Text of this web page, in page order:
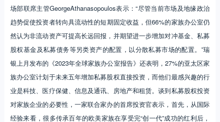
场部联席主管GeorgeAthanasopoulos表示：“尽管当前市场及地缘政治
趋势促使投资者转向具流动性的短期固定收益，但66%的家族办公室仍
然认为非流动资产可提高长远回报，并期望进一步增加对冲基金、私募
股权基金及私募债务等另类资产的配置，以分散私募市场的配置。”瑞
银上月发布的《2023年全球家族办公室报告》还表明，27%的亚太区家
族办公室计划于未来五年增加私募股权直接投资，而他们最感兴趣的行
业是科技、医疗保健、信息及通讯、房地产和租赁。谈到私募股权投资
对家族企业的必要性，一家联合家办的首席投资官表示，首先，从国际
经验来看，很多传承百年的欧美家族在享受完“创一代”成功的红利后，